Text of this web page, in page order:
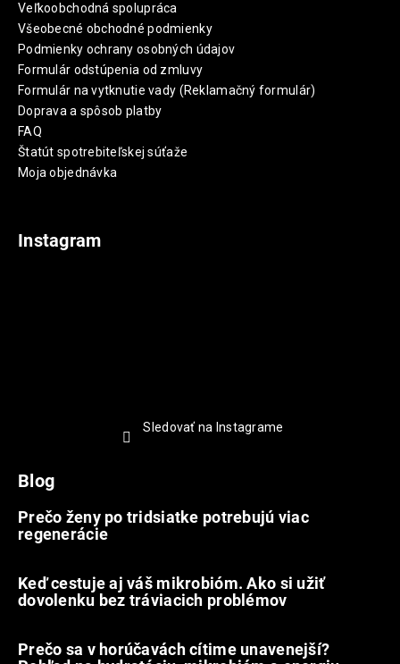
Veľkoobchodná spolupráca
Všeobecné obchodné podmienky
Podmienky ochrany osobných údajov
Formulár odstúpenia od zmluvy
Formulár na vytknutie vady (Reklamačný formulár)
Doprava a spôsob platby
FAQ
Štatút spotrebiteľskej súťaže
Moja objednávka
Instagram
Sledovať na Instagrame
Blog
Prečo ženy po tridsiatke potrebujú viac
regenerácie
Keď cestuje aj váš mikrobióm. Ako si užiť
dovolenku bez tráviacich problémov
Prečo sa v horúčavách cítime unavenejší?